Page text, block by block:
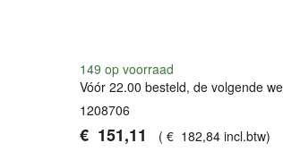
149op voorraad
Vóór 22.00 besteld, de volgende
1208706
€ 151,11 (€ 182,84 incl.btw)